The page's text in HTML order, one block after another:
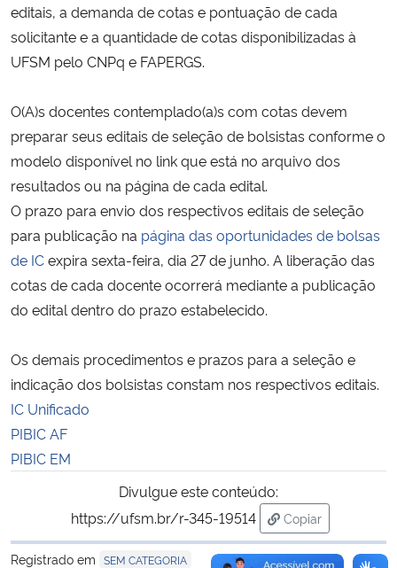
Ministério do Desenvolvimento Regional
Ministério da Mulher, da Família e dos Direitos Humanos
Secretaria-Geral
Secretaria de Governo
Gabinete de Segurança Institucional
Advocacia-Geral da União
Banco Central do Brasil
Planalto
editais, a demanda de cotas e pontuação de cada
solicitante e a quantidade de cotas disponibilizadas à
UFSM pelo CNPq e FAPERGS.
O(A)s docentes contemplado(a)s com cotas devem
preparar seus editais de seleção de bolsistas conforme o
modelo disponível no link que está no arquivo dos
resultados ou na página de cada edital.
O prazo para envio dos respectivos editais de seleção
para publicação na página das oportunidades de bolsas
de ICexpira sexta-feira, dia 27 de junho. A liberação das
cotas de cada docente ocorrerá mediante a publicação
do edital dentro do prazo estabelecido.
Os demais procedimentos e prazos para a seleção e
indicação dos bolsistas constam nos respectivos editais.
IC Unificado
PIBIC AF
PIBIC EM
Divulgue este conteúdo:
https://ufsm.br/r-345-19514
Copiar
para área de
Registrado em SEM CATEGORIA